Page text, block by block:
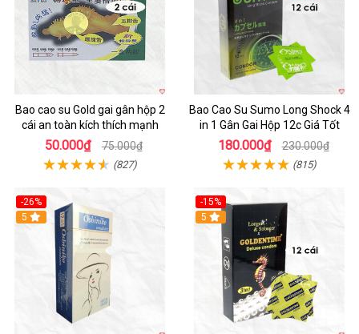
Bao cao su Gold gai gân hộp 2
cái an toàn kích thích mạnh
50.000₫ 75.000₫
(827)
Bao Cao Su Sumo Long Shock 4
in 1 Gân Gai Hộp 12c Giá Tốt
180.000₫ 230.000₫
(815)
-26%
5
-15%
5